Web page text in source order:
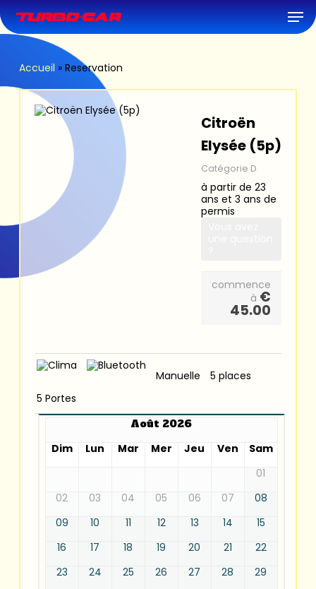
to
main
content
Accueil » Reservation
Citroën
Elysée (5p)
Catégorie D
à partir de 23
ans et 3 ans de
permis
commence
à €
45.00
Manuelle
5 places
5 Portes
Août 2026
Dim
Lun Mar Mer Jeu Ven
Sam
01
02
03 04 05 06 07
08
09
10 11 12 13 14
15
16
17 18 19 20 21
22
23
24 25 26 27 28
29